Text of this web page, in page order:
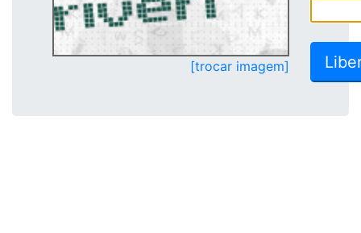
[trocar imagem]